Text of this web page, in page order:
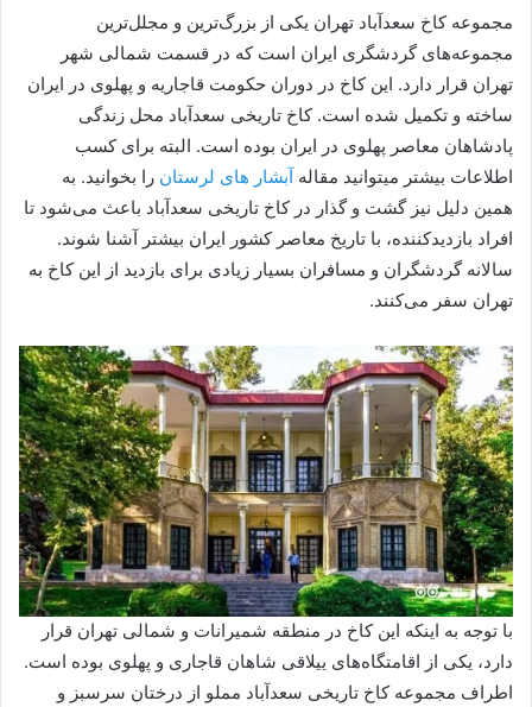
مجموعه کاخ سعدآباد تهران یکی از بزرگ‌ترین و مجلل‌ترین
مجموعه‌های گردشگری ایران است که در قسمت شمالی شهر
تهران قرار دارد. این کاخ در دوران حکومت قاجاریه و پهلوی در ایران
ساخته و تکمیل شده است. کاخ تاریخی سعدآباد محل زندگی
پادشاهان معاصر پهلوی در ایران بوده است. البته برای کسب
اطلاعات بیشتر میتوانید مقاله آبشار های لرستان را بخوانید. به
همین دلیل نیز گشت و گذار در کاخ تاریخی سعدآباد باعث می‌شود تا
افراد بازدیدکننده، با تاریخ معاصر کشور ایران بیشتر آشنا شوند.
سالانه گردشگران و مسافران بسیار زیادی برای بازدید از این کاخ به
تهران سفر می‌کنند.
با توجه به اینکه این کاخ در منطقه شمیرانات و شمالی تهران قرار
دارد، یکی از اقامتگاه‌های ییلاقی شاهان قاجاری و پهلوی بوده است.
اطراف مجموعه کاخ تاریخی سعدآباد مملو از درختان سرسبز و